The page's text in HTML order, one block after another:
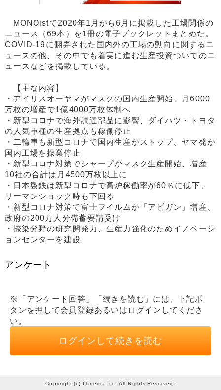
MONOistで2020年1月から6月に掲載した工場関係の
ニュース（69本）を1冊の電子ブックレットまとめた。
COVID-19に翻弄された国内外の工場の動向に関するニ
ュースの他、その中でも着実に進む生産投資ついてのニ
ュースなどを掲載している。
【主な内容】
・アイリスオーヤマがマスクの国内生産開始、月6000
万枚の増産で1億4000万枚体制へ
・新型コロナで海外調達部品に影響、ダイハツ・トヨタ
の人気車種の生産拠点も稼働停止
・二輪車も新型コロナで国内生産がストップ、ヤマ発が
国内工場を操業停止
・新型コロナ対策でシャープがマスク生産開始、増産
10社の合計は月4500万枚以上に
・日本製鉄は新型コロナで高炉稼働率が60％に低下、
リーマンショック時も下回る
・新型コロナ対策で富士フイルムが「アビガン」増産、
政府の200万人分備蓄要請受け
・捺染分野の研究開発力、生産力強化のためイノベーシ
ョンセンターを建設
アンケート
※「アンケート回答」「続きを読む」には、下記ボ
タンを押して会員登録あるいはログインしてくださ
い。
ログインして続きを読む
Copyright (c) ITmedia Inc. All Rights Reserved.